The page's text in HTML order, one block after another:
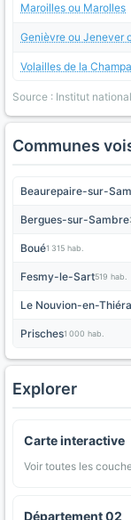
Maroilles ou Marolles
Genièvre ou Jenever
Volailles de la
Source : Institut
Communes
Beaurepaire-sur-
Bergues-sur-Sambre
Boué1 315 hab.
Fesmy-le-Sart519 hab.
Le Nouvion-en-
Prisches1 000 hab.
Explorer
Carte interactive
Voir toutes les
Département 02